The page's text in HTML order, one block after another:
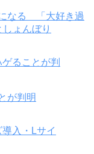
なる 「大好き過
ょんぼり
が判明